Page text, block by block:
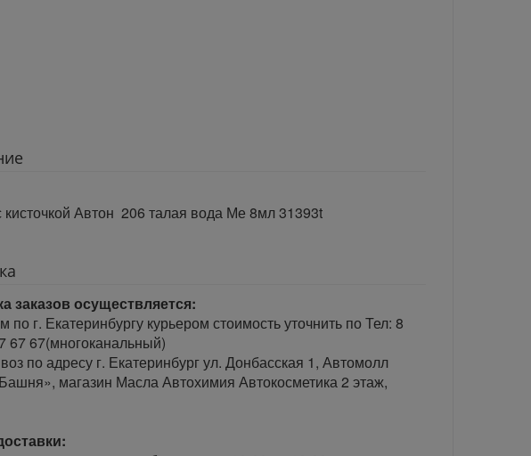
кисточкой Автон 206 талая вода Ме 8мл 31393t
заказов осуществляется:
по г. Екатеринбургу курьером стоимость уточнить по Тел: 8
67 67(многоканальный)
по адресу г. Екатеринбург ул. Донбасская 1, Автомолл
магазин Масла Автохимия Автокосметика 2 этаж,